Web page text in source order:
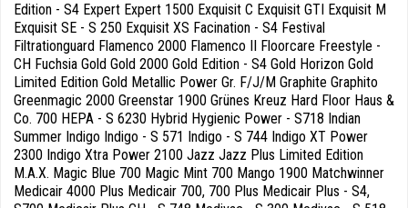
Edition - S4 Expert Expert 1500 Exquisit C Exquisit GTI Exquisit M
Exquisit SE - S 250 Exquisit XS Facination - S4 Festival
Filtrationguard Flamenco 2000 Flamenco II Floorcare Freestyle -
CH Fuchsia Gold Gold 2000 Gold Edition - S4 Gold Horizon Gold
Limited Edition Gold Metallic Power Gr. F/J/M Graphite Graphito
Greenmagic 2000 Greenstar 1900 Grünes Kreuz Hard Floor Haus &
Co. 700 HEPA - S 6230 Hybrid Hygienic Power - S718 Indian
Summer Indigo Indigo - S 571 Indigo - S 744 Indigo XT Power
2300 Indigo Xtra Power 2100 Jazz Jazz Plus Limited Edition
M.A.X. Magic Blue 700 Magic Mint 700 Mango 1900 Matchwinner
Medicair 4000 Plus Medicair 700, 700 Plus Medicair Plus - S4,